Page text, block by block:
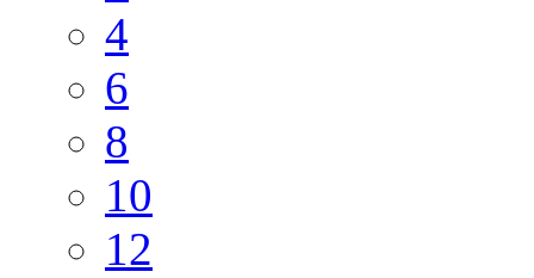
4
6
8
10
12